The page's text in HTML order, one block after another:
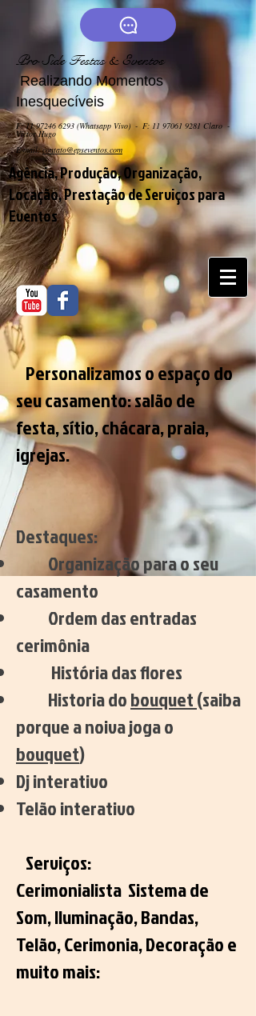
Pro Side Festas & Eventos
Realizando Momentos
Inesquecíveis
F:11 97246 6293 (Whatsapp Vivo) - F: 11 97061 9281 Claro -
Victor Hugo
E-mail:contato@epseventos.com
Agência, Produção, Organização,
Locação, Prestação de Serviços para
Eventos
Personalizamos o espaço do
seu casamento: salão de
festa, sítio, chácara, praia,
igrejas.
Destaques:
Organização para o seu
casamento
Ordem das entradas
cerimônia
História das flores
Historia dobouquet(saiba
porque a noiva joga o
bouquet)
Dj interativo
Telão interativo
Serviços:
Cerimonialista Sistema de
Som, Iluminação, Bandas,
Telão, Cerimonia, Decoração e
muito mais: